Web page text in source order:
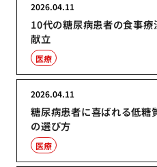
10代の糖尿病患者の食事
献立
2026.04.11
医療
糖尿病患者に喜ばれる低糖
の選び方
2026.04.11
医療